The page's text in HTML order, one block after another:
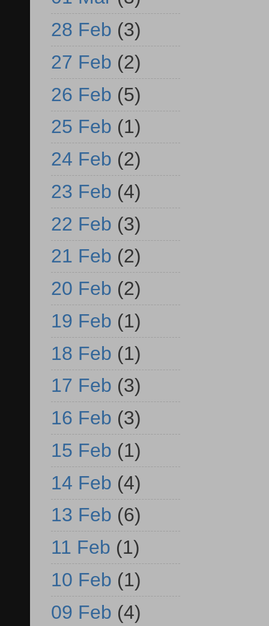
28 Feb (3)
27 Feb (2)
26 Feb (5)
25 Feb (1)
24 Feb (2)
23 Feb (4)
22 Feb (3)
21 Feb (2)
20 Feb (2)
19 Feb (1)
18 Feb (1)
17 Feb (3)
16 Feb (3)
15 Feb (1)
14 Feb (4)
13 Feb (6)
11 Feb (1)
10 Feb (1)
09 Feb (4)